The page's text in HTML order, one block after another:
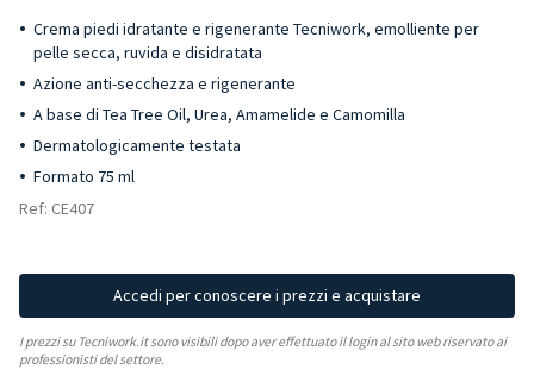
Crema piedi idratante e rigenerante Tecniwork, emolliente per
pelle secca, ruvida e disidratata
Azione anti-secchezza e rigenerante
A base di Tea Tree Oil, Urea, Amamelide e Camomilla
Dermatologicamente testata
Formato 75 ml
Ref: CE407
Accedi per conoscere i prezzi e acquistare
I prezzi su Tecniwork.it sono visibili dopo aver effettuato il login al sito web riservato ai
professionisti del settore.